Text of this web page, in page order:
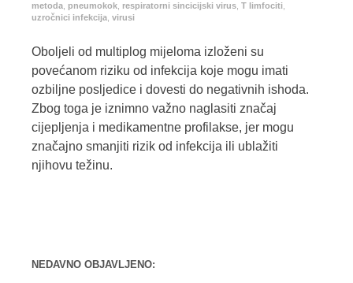
metoda pneumokok respiratorni sincicijski virus T limfociti
uzročnici infekcija virusi
Oboljeli od multiplog mijeloma izloženi su
povećanom riziku od infekcija koje mogu imati
ozbiljne posljedice i dovesti do negativnih ishoda.
Zbog toga je iznimno važno naglasiti značaj
cijepljenja i medikamentne profilakse, jer mogu
značajno smanjiti rizik od infekcija ili ublažiti
njihovu težinu.
NEDAVNO OBJAVLJENO: